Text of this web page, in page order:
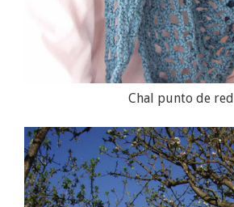
Chal punto de red